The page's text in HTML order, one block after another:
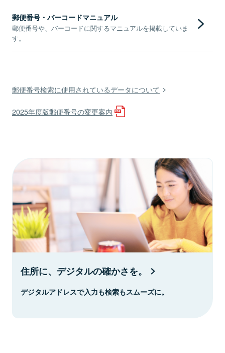
郵便番号・バーコードマニュアル
郵便番号や、バーコードに関するマニュアルを掲載していま
す。
郵便番号検索に使用されているデータについて
2025年度版郵便番号の変更案内
住所に、デジタルの確かさを。
デジタルアドレスで入力も検索もスムーズに。